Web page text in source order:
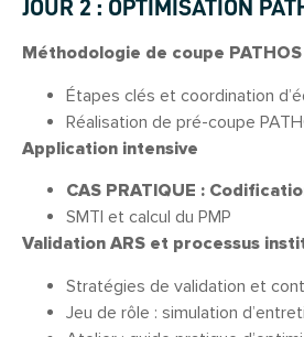
JOUR 2 : OPTIMISATION
Méthodologie de coupe PATHOS
Étapes clés et coordination
Réalisation de pré-coupe
Application intensive
CAS PRATIQUE :
SMTI et calcul du PMP
Validation ARS et processus
Stratégies de validation et
Jeu de rôle : simulation